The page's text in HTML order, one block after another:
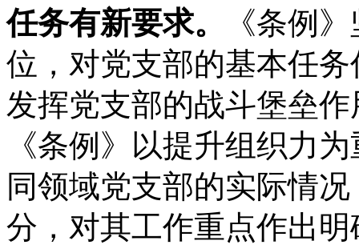
任务有新要求。
《条例
位，对党支部的基本任
发挥党支部的战斗堡垒作
《条例》以提升组织力
同领域党支部的实际情
分，对其工作重点作出